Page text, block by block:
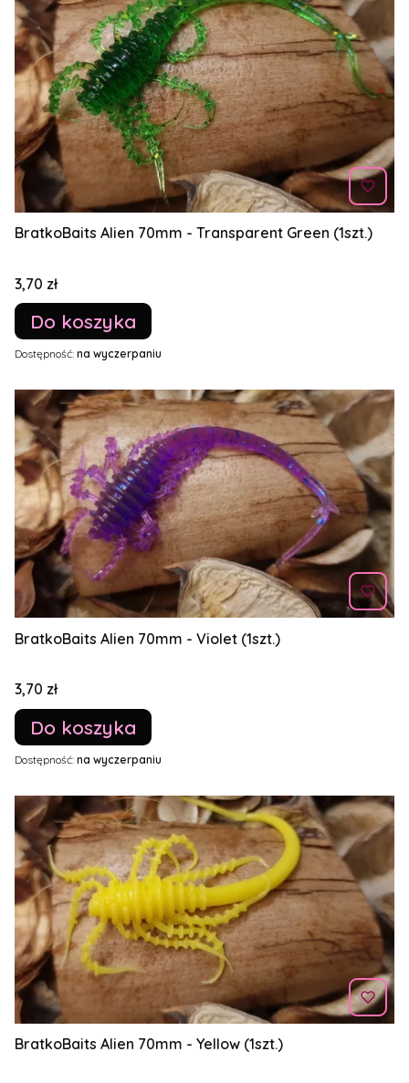
BratkoBaits Alien 70mm - Transparent Green (1szt.)
Cena
3,70 zł
Do koszyka
Dostępność: na wyczerpaniu
BratkoBaits Alien 70mm - Violet (1szt.)
Cena
3,70 zł
Do koszyka
Dostępność: na wyczerpaniu
BratkoBaits Alien 70mm - Yellow (1szt.)